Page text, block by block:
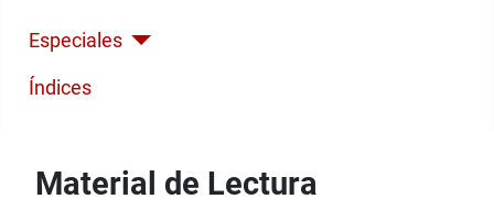
Especiales
Índices
Material de Lectura